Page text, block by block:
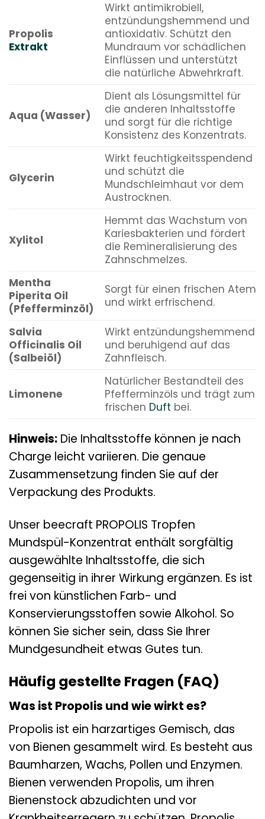
Propolis
Extrakt
Wirkt antimikrobiell,
entzündungshemmend und
antioxidativ. Schützt den
Mundraum vor schädlichen
Einflüssen und unterstützt
die natürliche Abwehrkraft.
Aqua (Wasser)
Dient als Lösungsmittel für
die anderen Inhaltsstoffe
und sorgt für die richtige
Konsistenz des Konzentrats.
Glycerin
Wirkt feuchtigkeitsspendend
und schützt die
Mundschleimhaut vor dem
Austrocknen.
Xylitol
Hemmt das Wachstum von
Kariesbakterien und fördert
die Remineralisierung des
Zahnschmelzes.
Mentha
Piperita Oil
(Pfefferminzöl)
Sorgt für einen frischen Atem
und wirkt erfrischend.
Salvia
Officinalis Oil
(Salbeiöl)
Wirkt entzündungshemmend
und beruhigend auf das
Zahnfleisch.
Limonene
Natürlicher Bestandteil des
Pfefferminzöls und trägt zum
frischen Duft bei.
Hinweis: Die Inhaltsstoffe können je nach
Charge leicht variieren. Die genaue
Zusammensetzung finden Sie auf der
Verpackung des Produkts.
Unser beecraft PROPOLIS Tropfen
Mundspül-Konzentrat enthält sorgfältig
ausgewählte Inhaltsstoffe, die sich
gegenseitig in ihrer Wirkung ergänzen. Es ist
frei von künstlichen Farb- und
Konservierungsstoffen sowie Alkohol. So
können Sie sicher sein, dass Sie Ihrer
Mundgesundheit etwas Gutes tun.
Häufig gestellte Fragen (FAQ)
Was ist Propolis und wie wirkt es?
Propolis ist ein harzartiges Gemisch, das
von Bienen gesammelt wird. Es besteht aus
Baumharzen, Wachs, Pollen und Enzymen.
Bienen verwenden Propolis, um ihren
Bienenstock abzudichten und vor